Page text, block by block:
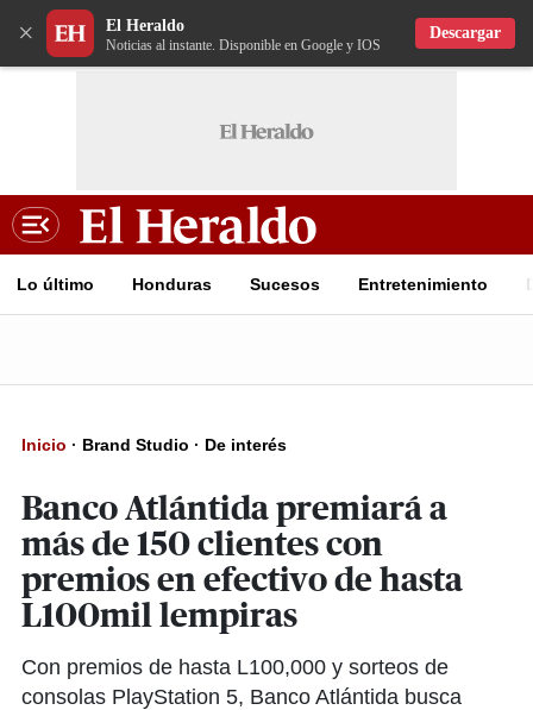
× El Heraldo
Noticias al instante. Disponible en Google y IOS
Descargar
Lo último Honduras Sucesos Entretenimiento
Inicio · Brand Studio · De interés
Banco Atlántida premiará a
más de 150 clientes con
premios en efectivo de hasta
L100mil lempiras
Con premios de hasta L100,000 y sorteos de
consolas PlayStation 5, Banco Atlántida busca